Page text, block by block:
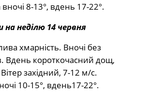
8-13°, вдень 17-22°.
на неділю 14 червня
хмарність. Вночі без
Вдень короткочасний дощ,
західний, 7-12 м/с.
10-15°, вдень17-22°.